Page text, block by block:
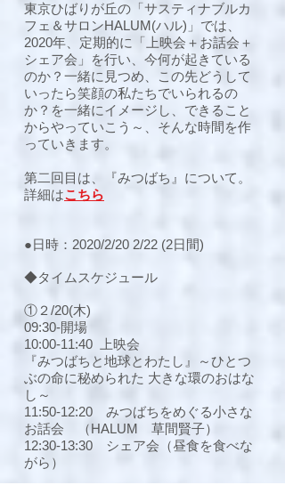
東京ひばりが丘の「サスティナブルカ
フェ＆サロンHALUM(ハル)」では、
2020年、定期的に「上映会＋お話会＋
シェア会」を行い、今何が起きている
のか？一緒に見つめ、この先どうして
いったら笑顔の私たちでいられるの
か？を一緒にイメージし、できること
からやっていこう～、そんな時間を作
っていきます。
第二回目は、『みつばち』について。
​詳細はこちら
●日時：2020/2/20 2/22 (2日間)
◆タイムスケジュール
①２/20(木)
09:30-開場
10:00-11:40 上映会
『みつばちと地球とわたし』～ひとつ
ぶの命に秘められた 大きな環のおはな
し～
11:50-12:20 みつばちをめぐる小さな
お話会 （HALUM 草間賢子）
12:30-13:30 シェア会（昼食を食べな
がら）